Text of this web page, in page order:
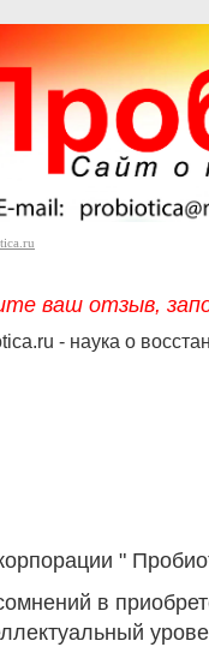
ваш отзыв,
- наука о
"
в